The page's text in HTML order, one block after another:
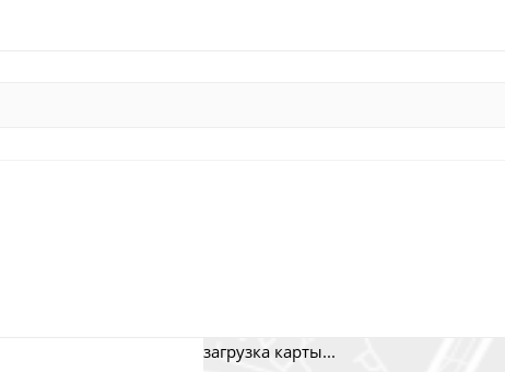
загрузка карты...